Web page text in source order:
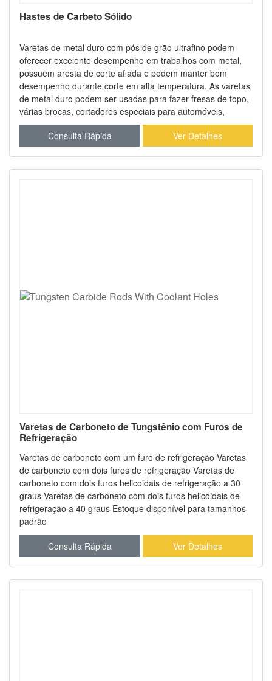
Hastes de Carbeto Sólido
Varetas de metal duro com pós de grão ultrafino podem
oferecer excelente desempenho em trabalhos com metal,
possuem aresta de corte afiada e podem manter bom
desempenho durante corte em alta temperatura. As varetas
de metal duro podem ser usadas para fazer fresas de topo,
várias brocas, cortadores especiais para automóveis,
cortadores especiais para motores, relojoaria, cortadores
especiais de processamento, fresas verticais integrais,
buris, etc. Grande estoque disponível para todas as varetas
Consulta Rápida Ver Detalhes
Varetas de Carboneto de Tungstênio com Furos de
Refrigeração
Varetas de carboneto com um furo de refrigeração Varetas
de carboneto com dois furos de refrigeração Varetas de
carboneto com dois furos helicoidais de refrigeração a 30
graus Varetas de carboneto com dois furos helicoidais de
refrigeração a 40 graus Estoque disponível para tamanhos
padrão
Consulta Rápida Ver Detalhes